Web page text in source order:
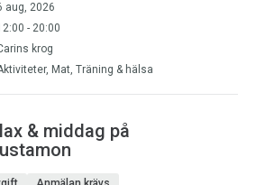
aug, 2026
- 20:00
krog
Mat, Träning & hälsa
& middag på